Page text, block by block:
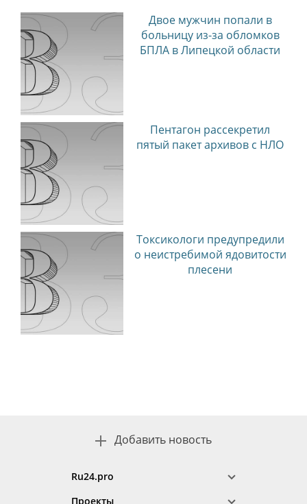
Двое мужчин попали в
больницу из-за обломков
БПЛА в Липецкой области
Пентагон рассекретил
пятый пакет архивов с НЛО
Токсикологи предупредили
о неистребимой ядовитости
плесени
Добавить новость
Ru24.pro
Проекты